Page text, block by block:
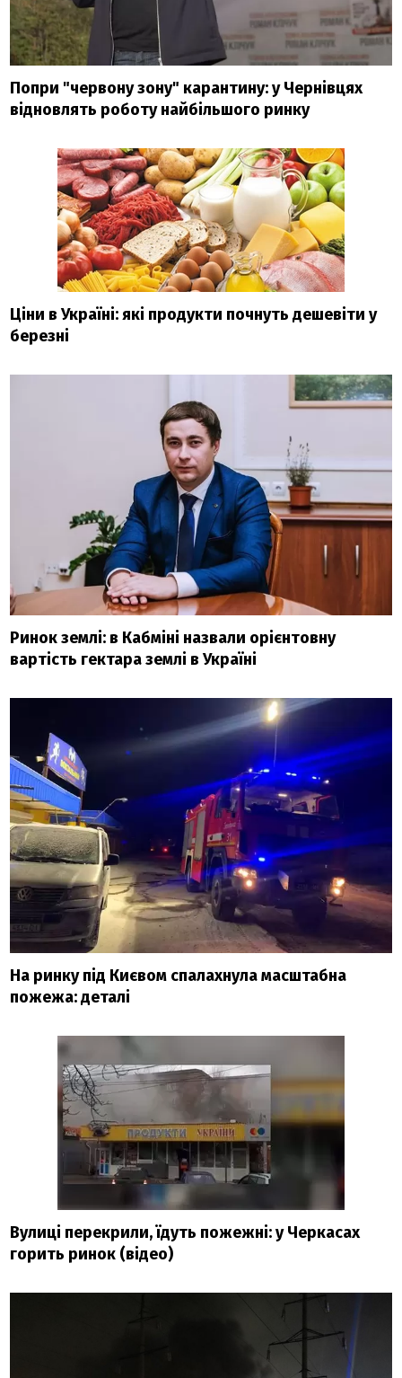
Попри "червону зону" карантину: у Чернівцях
відновлять роботу найбільшого ринку
Ціни в Україні: які продукти почнуть дешевіти у
березні
Ринок землі: в Кабміні назвали орієнтовну
вартість гектара землі в Україні
На ринку під Києвом спалахнула масштабна
пожежа: деталі
Вулиці перекрили, їдуть пожежні: у Черкасах
горить ринок (відео)